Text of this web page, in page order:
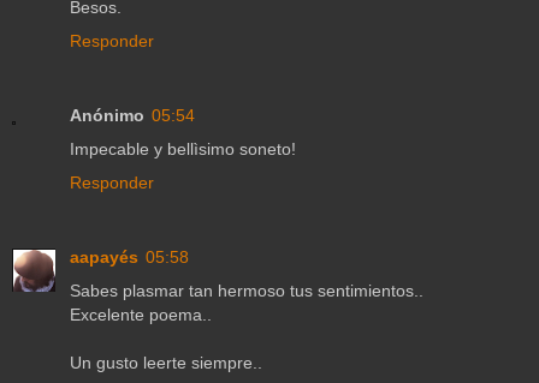
Besos.
Responder
Anónimo 05:54
Impecable y bellìsimo soneto!
Responder
aapayés 05:58
Sabes plasmar tan hermoso tus sentimientos..
Excelente poema..
Un gusto leerte siempre..